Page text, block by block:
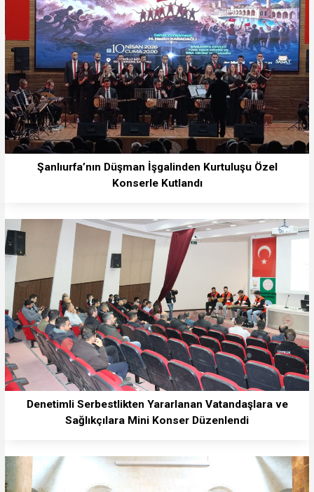
Şanlıurfa’nın Düşman İşgalinden Kurtuluşu Özel
Konserle Kutlandı
Denetimli Serbestlikten Yararlanan Vatandaşlara ve
Sağlıkçılara Mini Konser Düzenlendi